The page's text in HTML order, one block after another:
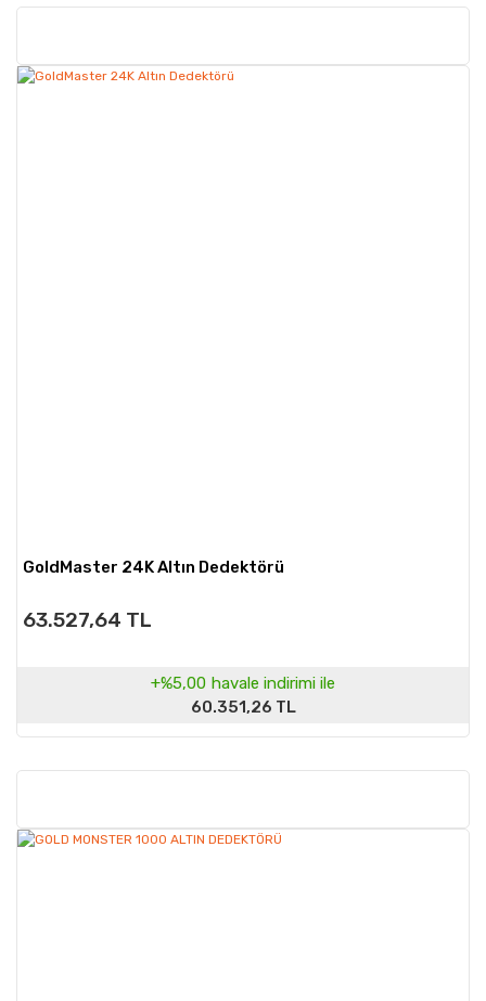
GoldMaster 24K Altın Dedektörü
63.527,64 TL
+%5,00 havale indirimi ile
60.351,26 TL